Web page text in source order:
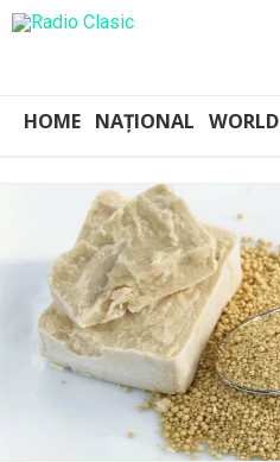
HOME NAȚIONAL WORLD